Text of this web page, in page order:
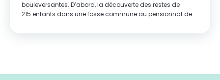
bouleversantes. D’abord, la découverte des restes de
215 enfants dans une fosse commune au pensionnat de